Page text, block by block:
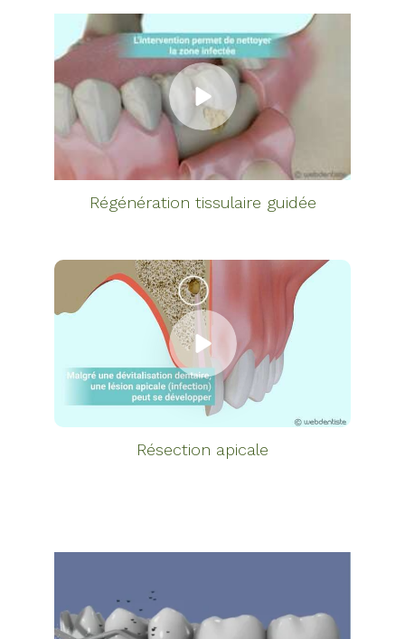
Régénération tissulaire guidée
Résection apicale